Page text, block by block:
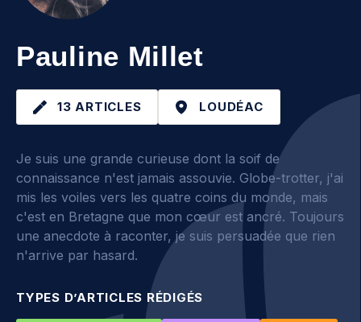
Rechercher
Pauline Millet
13 ARTICLES LOUDÉAC
Je suis une grande curieuse dont la soif de
connaissance n'est jamais assouvie. Globe-trotter, j'ai
mis les voiles vers les quatre coins du monde, mais
c'est en Bretagne que mon cœur est ancré. Toujours
une anecdote à raconter, je suis persuadée que rien
n'arrive par hasard.
TYPES D’ARTICLES RÉDIGÉS